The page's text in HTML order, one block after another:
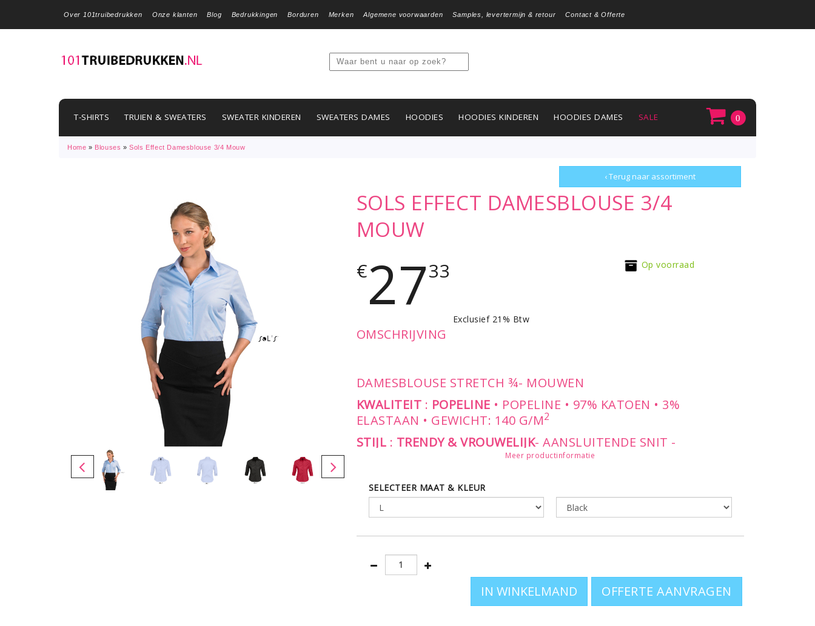
Over 101truibedrukken Onze klanten Blog Bedrukkingen Borduren Merken Algemene voorwaarden Samples, levertermijn & retour Contact & Offerte
T-SHIRTS TRUIEN & SWEATERS SWEATER KINDEREN SWEATERS DAMES HOODIES HOODIES KINDEREN HOODIES DAMES SALE 0
Home » Blouses »Sols Effect Damesblouse 3/4 Mouw
‹ Terug naar assortiment
SOLS EFFECT DAMESBLOUSE 3/4
MOUW
€2733
Exclusief 21% Btw
Op voorraad
OMSCHRIJVING
DAMESBLOUSE STRETCH ¾- MOUWEN
KWALITEIT : POPELINE • POPELINE • 97% KATOEN • 3%
ELASTAAN • GEWICHT: 140 G/M2
STIJL : TRENDY & VROUWELIJK- AANSLUITENDE SNIT -
STRETCHSTOF - KRAAG MET ENKELE KNOOP - KNOOPSLUITING
MANCHETTE-OMSLAG MET SPLITJES - COUPENADEN OP
VOORZIJDE EN RUG
Meer productinformatie
SELECTEER MAAT & KLEUR
OFFERTE AANVRAGEN